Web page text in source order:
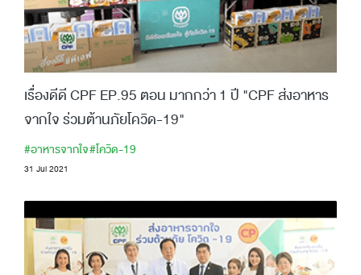
เรื่องดีดี CPF EP.95 ตอน มากกว่า 1 ปี "CPF ส่งอาหาร
จากใจ ร่วมต้านภัยโควิด-19"
#อาหารจากใจ#โควิด-19
31 Jul 2021